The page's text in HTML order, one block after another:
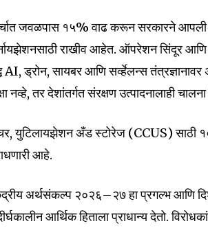
जवळपास १५% वाढ करून सरकारने आपली
राखीव आहेत. ऑपरेशन सिंदूर आणि
ड्रोन, सायबर आणि सर्व्हेलन्स
नव्हे, तर देशांतर्गत संरक्षण उत्पादनालाही
युटिलायझेशन अँड स्टोरेज (CCUS) साठी
आहे.
अर्थसंकल्प २०२६–२७ हा प्रगल्भ आणि
आर्थिक हिताला प्राधान्य देतो.